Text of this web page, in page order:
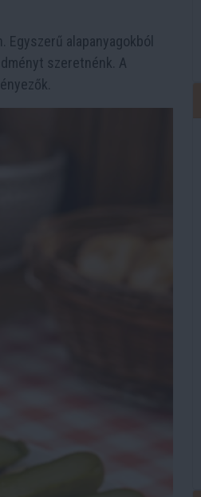
Egyszerű alapanyagokból
szeretnénk. A